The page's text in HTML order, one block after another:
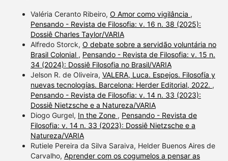
Valéria Ceranto Ribeiro, O Amor como vigilância ,
Pensando - Revista de Filosofia: v. 16 n. 38 (2025):
Dossiê Charles Taylor/VARIA
Alfredo Storck, O debate sobre a servidão voluntária no
Brasil Colonial , Pensando - Revista de Filosofia: v. 15 n.
34 (2024): Dossiê Filosofia no Brasil/VARIA
Jelson R. de Oliveira, VALERA, Luca. Espejos. Filosofía y
nuevas tecnologías. Barcelona: Herder Editorial, 2022. ,
Pensando - Revista de Filosofia: v. 14 n. 33 (2023):
Dossiê Nietzsche e a Natureza/VARIA
Diogo Gurgel, In the Zone , Pensando - Revista de
Filosofia: v. 14 n. 33 (2023): Dossiê Nietzsche e a
Natureza/VARIA
Rutiele Pereira da Silva Saraiva, Helder Buenos Aires de
Carvalho, Aprender com os cogumelos a pensar as